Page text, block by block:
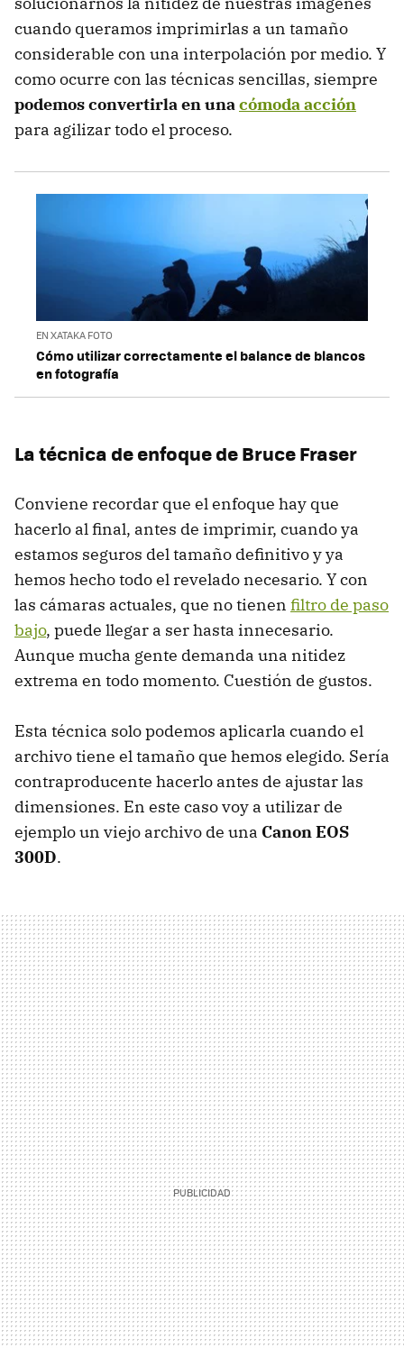
cuando queramos imprimirlas a un tamaño
considerable con una interpolación por medio. Y
como ocurre con las técnicas sencillas, siempre
podemos convertirla en unacómoda acción
para agilizar todo el proceso.
EN XATAKA FOTO
Cómo utilizar correctamente el balance de blancos
en fotografía
La técnica de enfoque de Bruce Fraser
Conviene recordar que el enfoque hay que
hacerlo al final, antes de imprimir, cuando ya
estamos seguros del tamaño definitivo y ya
hemos hecho todo el revelado necesario. Y con
las cámaras actuales, que no tienen filtro de paso
bajo, puede llegar a ser hasta innecesario.
Aunque mucha gente demanda una nitidez
extrema en todo momento. Cuestión de gustos.
Esta técnica solo podemos aplicarla cuando el
archivo tiene el tamaño que hemos elegido. Sería
contraproducente hacerlo antes de ajustar las
dimensiones. En este caso voy a utilizar de
ejemplo un viejo archivo de una Canon EOS
300D.